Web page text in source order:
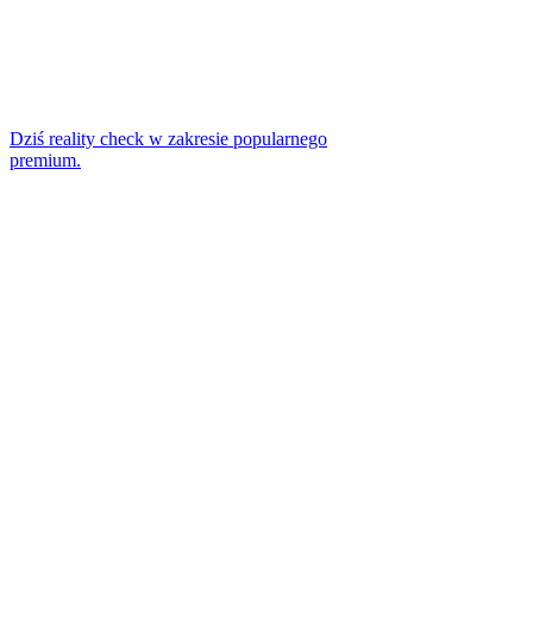
Dziś reality check w zakresie popularnego
premium.